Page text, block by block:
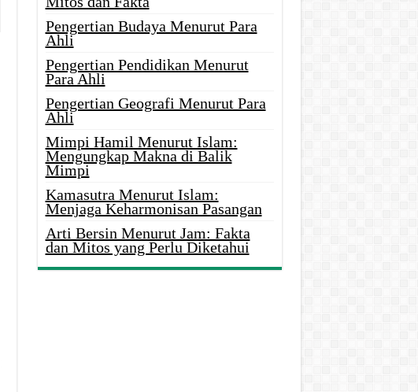
Pengertian Budaya Menurut Para
Ahli
Pengertian Pendidikan Menurut
Para Ahli
Pengertian Geografi Menurut Para
Ahli
Mimpi Hamil Menurut Islam:
Mengungkap Makna di Balik
Mimpi
Kamasutra Menurut Islam:
Menjaga Keharmonisan Pasangan
Arti Bersin Menurut Jam: Fakta
dan Mitos yang Perlu Diketahui